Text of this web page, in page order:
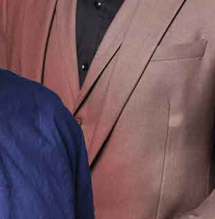
1907 1906 1905
19 18 17
11 8
48 45
14